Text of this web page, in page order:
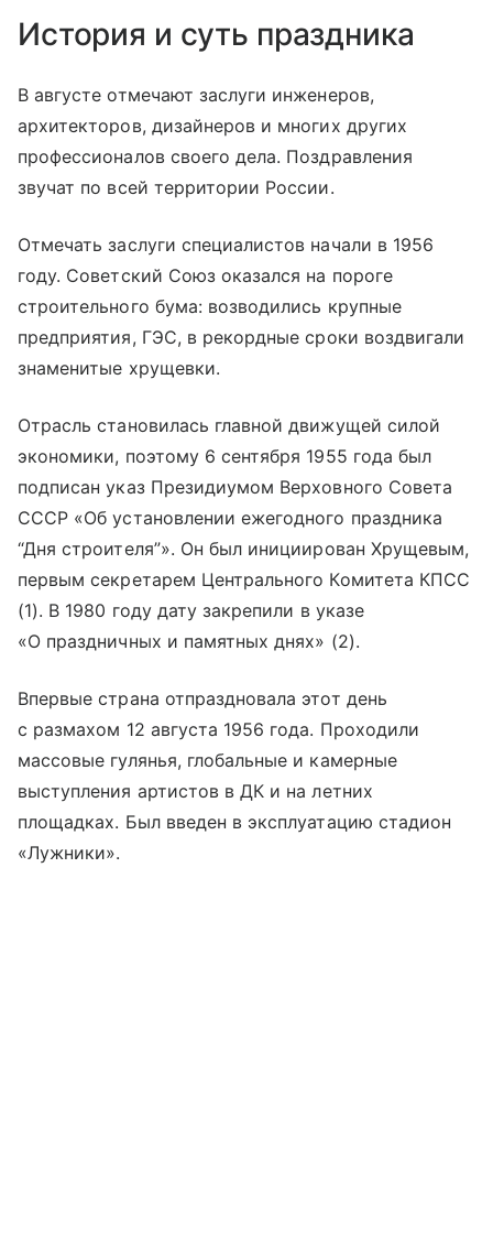
История и суть праздника
В августе отмечают заслуги инженеров,
архитекторов, дизайнеров и многих других
профессионалов своего дела. Поздравления
звучат по всей территории России.
Отмечать заслуги специалистов начали в 1956
году. Советский Союз оказался на пороге
строительного бума: возводились крупные
предприятия, ГЭС, в рекордные сроки воздвигали
знаменитые хрущевки.
Отрасль становилась главной движущей силой
экономики, поэтому 6 сентября 1955 года был
подписан указ Президиумом Верховного Совета
СССР «Об установлении ежегодного праздника
“Дня строителя”». Он был инициирован Хрущевым,
первым секретарем Центрального Комитета КПСС
(1). В 1980 году дату закрепили в указе
«О праздничных и памятных днях» (2).
Впервые страна отпраздновала этот день
с размахом 12 августа 1956 года. Проходили
массовые гулянья, глобальные и камерные
выступления артистов в ДК и на летних
площадках. Был введен в эксплуатацию стадион
«Лужники».